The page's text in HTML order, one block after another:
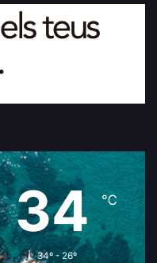
34℃
34º - 26º